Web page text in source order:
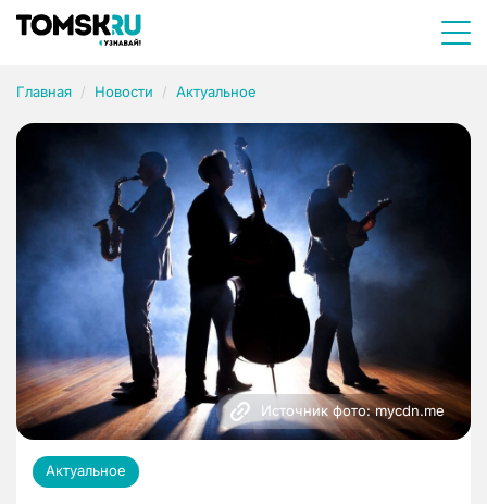
Главная Новости Актуальное
Источник фото: mycdn.me
Актуальное